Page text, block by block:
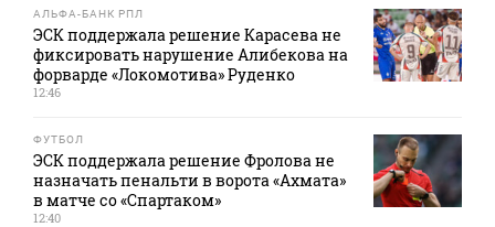
АЛЬФА-БАНК РПЛ
ЭСК поддержала решение Карасева не
фиксировать нарушение Алибекова на
форварде «Локомотива» Руденко
12:46
ФУТБОЛ
ЭСК поддержала решение Фролова не
назначать пенальти в ворота «Ахмата»
в матче со «Спартаком»
12:40